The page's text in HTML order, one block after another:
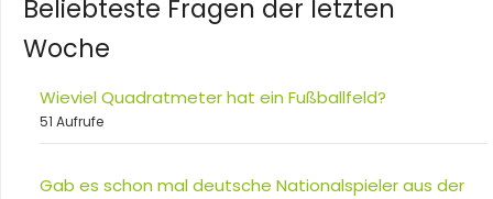
Beliebteste Fragen der letzten
Woche
Wieviel Quadratmeter hat ein Fußballfeld?
51 Aufrufe
Gab es schon mal deutsche Nationalspieler aus der